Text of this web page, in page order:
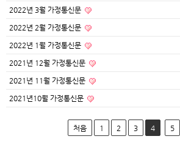
2022년 3월 가정통신문
2022년 2월 가정통신문
2022년 1월 가정통신문
2021년 12월 가정통신문
2021년 11월 가정통신문
2021년10월 가정통신문
처음 1 2 3 4 5